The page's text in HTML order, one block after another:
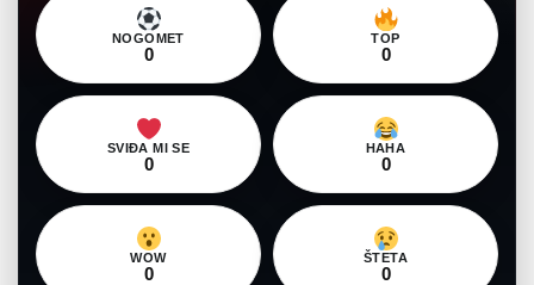
NOGOMET
0
TOP
0
SVIĐA MI SE
0
HAHA
0
WOW
0
ŠTETA
0